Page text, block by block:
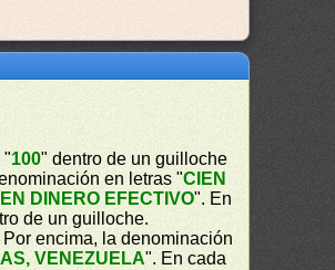
"100" dentro de un guilloche
en letras "CIEN
DINERO EFECTIVO". En
de un guilloche.
encima, la denominación
VENEZUELA". En cada